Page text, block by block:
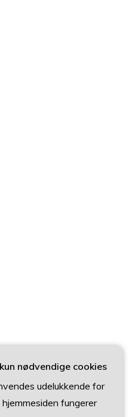
nødvendige cookies
udelukkende for
fungerer